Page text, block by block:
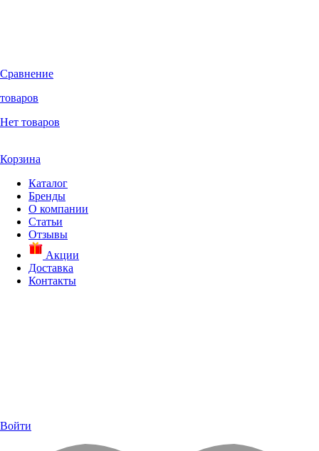
Сравнение
товаров
Нет товаров
Корзина
Каталог
Бренды
О компании
Статьи
Отзывы
Акции
Доставка
Контакты
Войти